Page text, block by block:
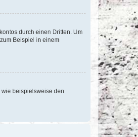
durch einen Dritten. Um
Beispiel in einem
wie beispielsweise den